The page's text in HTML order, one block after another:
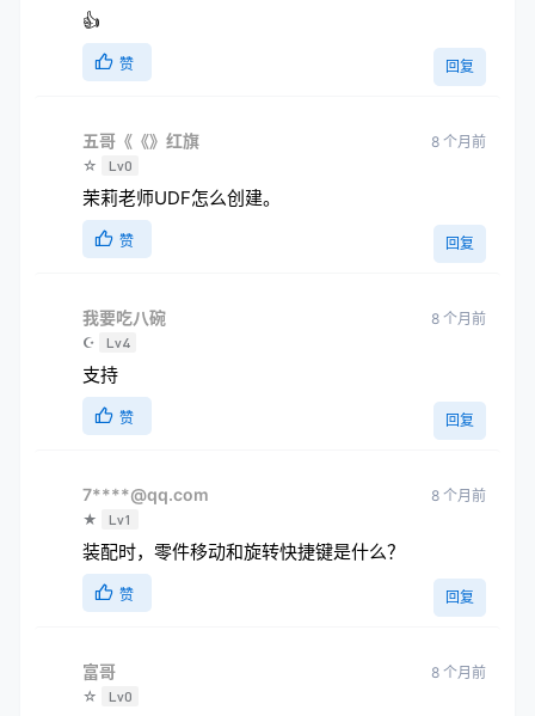
👍
赞 回复
五哥《《》红旗
☆ Lv0
8 个月前
茉莉老师UDF怎么创建。
赞 回复
我要吃八碗
☪ Lv4
8 个月前
支持
赞 回复
7****@qq.com
★ Lv1
8 个月前
装配时，零件移动和旋转快捷键是什么？
赞 回复
富哥
☆ Lv0
8 个月前